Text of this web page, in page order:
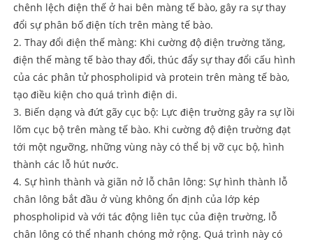
chênh lệch điện thế ở hai bên màng tế bào, gây ra sự thay
đổi sự phân bố điện tích trên màng tế bào.
2. Thay đổi điện thế màng: Khi cường độ điện trường tăng,
điện thế màng tế bào thay đổi, thúc đẩy sự thay đổi cấu hình
của các phân tử phospholipid và protein trên màng tế bào,
tạo điều kiện cho quá trình điện di.
3. Biến dạng và đứt gãy cục bộ: Lực điện trường gây ra sự lồi
lõm cục bộ trên màng tế bào. Khi cường độ điện trường đạt
tới một ngưỡng, những vùng này có thể bị vỡ cục bộ, hình
thành các lỗ hút nước.
4. Sự hình thành và giãn nở lỗ chân lông: Sự hình thành lỗ
chân lông bắt đầu ở vùng không ổn định của lớp kép
phospholipid và với tác động liên tục của điện trường, lỗ
chân lông có thể nhanh chóng mở rộng. Quá trình này có